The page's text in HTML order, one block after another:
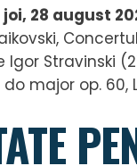
joi, 28 august
Stravinski
major op.